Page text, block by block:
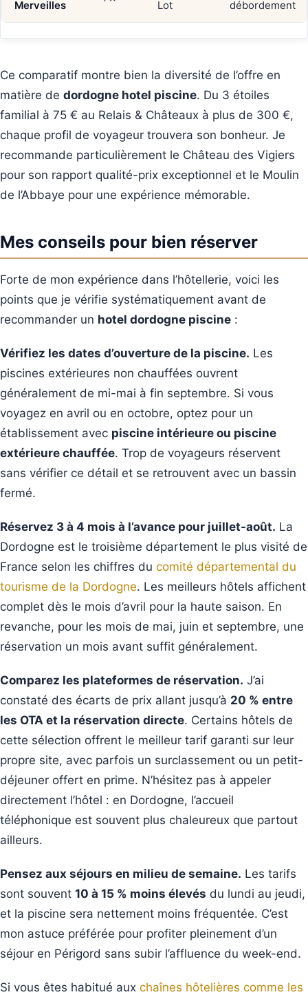
Merveilles Lot débordement
Ce comparatif montre bien la diversité de l’offre en
matière de dordogne hotel piscine. Du 3 étoiles
familial à 75 € au Relais & Châteaux à plus de 300 €,
chaque profil de voyageur trouvera son bonheur. Je
recommande particulièrement le Château des Vigiers
pour son rapport qualité-prix exceptionnel et le Moulin
de l’Abbaye pour une expérience mémorable.
Mes conseils pour bien réserver
Forte de mon expérience dans l’hôtellerie, voici les
points que je vérifie systématiquement avant de
recommander un hotel dordogne piscine :
Vérifiez les dates d’ouverture de la piscine. Les
piscines extérieures non chauffées ouvrent
généralement de mi-mai à fin septembre. Si vous
voyagez en avril ou en octobre, optez pour un
établissement avec piscine intérieure ou piscine
extérieure chauffée. Trop de voyageurs réservent
sans vérifier ce détail et se retrouvent avec un bassin
fermé.
Réservez 3 à 4 mois à l’avance pour juillet-août. La
Dordogne est le troisième département le plus visité de
France selon les chiffres du comité départemental du
tourisme de la Dordogne. Les meilleurs hôtels affichent
complet dès le mois d’avril pour la haute saison. En
revanche, pour les mois de mai, juin et septembre, une
réservation un mois avant suffit généralement.
Comparez les plateformes de réservation. J’ai
constaté des écarts de prix allant jusqu’à 20 % entre
les OTA et la réservation directe. Certains hôtels de
cette sélection offrent le meilleur tarif garanti sur leur
propre site, avec parfois un surclassement ou un petit-
déjeuner offert en prime. N’hésitez pas à appeler
directement l’hôtel : en Dordogne, l’accueil
téléphonique est souvent plus chaleureux que partout
ailleurs.
Pensez aux séjours en milieu de semaine. Les tarifs
sont souvent 10 à 15 % moins élevés du lundi au jeudi,
et la piscine sera nettement moins fréquentée. C’est
mon astuce préférée pour profiter pleinement d’un
séjour en Périgord sans subir l’affluence du week-end.
Si vous êtes habitué aux chaînes hôtelières comme les